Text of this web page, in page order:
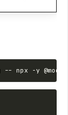
-- npx -y